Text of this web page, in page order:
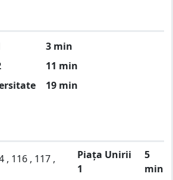
3 min
11 min
19 min
, 116 , 117 ,
Piața Unirii
1
5
min